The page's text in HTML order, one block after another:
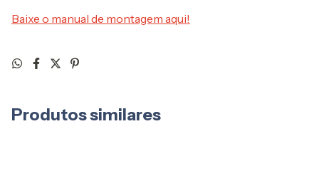
Baixe o manual de montagem aqui!
Produtos similares